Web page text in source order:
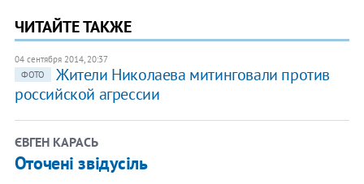
ЧИТАЙТЕ ТАКЖЕ
04 сентября 2014, 20:37
ФОТО
Жители Николаева митинговали против
российской агрессии
ЄВГЕН КАРАСЬ
Оточені звідусіль